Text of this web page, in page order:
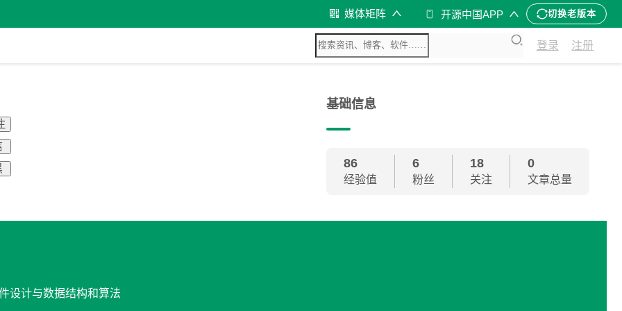
媒体矩阵 开源中国APP 切换老版本
登录 注册
基础信息
86
经验值
6
粉丝
18
关注
0
文章总量
设计与数据结构和算法